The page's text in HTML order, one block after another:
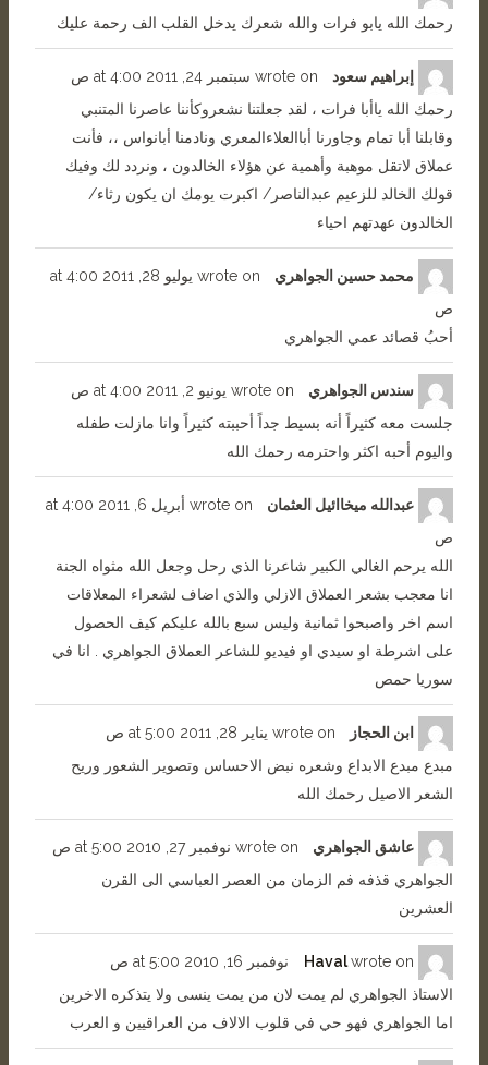
رحمك الله يابو فرات والله شعرك يدخل القلب الف رحمة عليك
إبراهيم سعود wrote onسبتمبر 24, 2011 at 4:00 ص
رحمك الله ياأبا فرات ، لقد جعلتنا نشعروكأننا عاصرنا المتنبي
وقابلنا أبا تمام وجاورنا أباالعلاءالمعري ونادمنا أبانواس ،، فأنت
عملاق لاتقل موهبة وأهمية عن هؤلاء الخالدون ، ونردد لك وفيك
قولك الخالد للزعيم عبدالناصر/ اكبرت يومك ان يكون رثاء/
الخالدون عهدتهم احياء
محمد حسين الجواهري wrote onيوليو 28, 2011 at 4:00
ص
أحبُ قصائد عمي الجواهري
سندس الجواهري wrote onيونيو 2, 2011 at 4:00 ص
جلست معه كثيراً أنه بسيط جداً أحببته كثيراً وانا مازلت طفله
واليوم أحبه اكثر واحترمه رحمك الله
عبدالله ميخاائيل العثمان wrote onأبريل 6, 2011 at 4:00
ص
الله يرحم الغالي الكبير شاعرنا الذي رحل وجعل الله مثواه الجنة
انا معجب بشعر العملاق الازلي والذي اضاف لشعراء المعلاقات
اسم اخر واصبحوا ثمانية وليس سبع بالله عليكم كيف الحصول
على اشرطة او سيدي او فيديو للشاعر العملاق الجواهري . انا في
سوريا حمص
ابن الحجاز wrote onيناير 28, 2011 at 5:00 ص
مبدع مبدع الابداع وشعره نبض الاحساس وتصوير الشعور وريح
الشعر الاصيل رحمك الله
عاشق الجواهري wrote onنوفمبر 27, 2010 at 5:00 ص
الجواهري قذفه فم الزمان من العصر العباسي الى القرن
العشرين
Havalwrote on نوفمبر 16, 2010 at 5:00 ص
الاستاذ الجواهري لم يمت لان من يمت ينسى ولا يتذكره الاخرين
اما الجواهري فهو حي في قلوب الالاف من العراقيين و العرب